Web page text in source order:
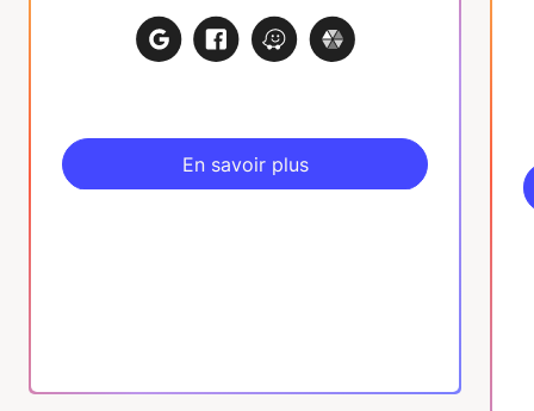
En savoir plus
En savoir plus